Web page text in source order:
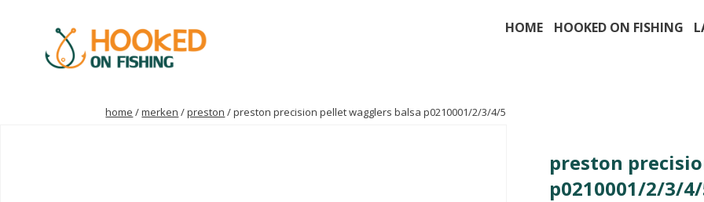
HOME HOOKED ON FISHING
home /merken /preston / preston precision pellet wagglers balsa p0210001/2/3/4/5
preston
p0210001/2/3/